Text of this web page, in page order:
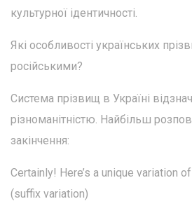
культурної ідентичності.
Які особливості українських
російськими?
Система прізвищ в Україні
різноманітністю. Найбільш
закінчення:
Certainly! Here’s a unique variation
(suffix variation)